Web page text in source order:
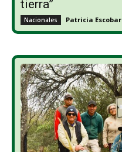
tierra”
Nacionales Patricia Escobar